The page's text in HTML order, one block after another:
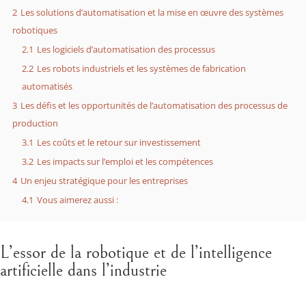
2 Les solutions d’automatisation et la mise en œuvre des systèmes
robotiques
2.1 Les logiciels d’automatisation des processus
2.2 Les robots industriels et les systèmes de fabrication
automatisés
3 Les défis et les opportunités de l’automatisation des processus de
production
3.1 Les coûts et le retour sur investissement
3.2 Les impacts sur l’emploi et les compétences
4 Un enjeu stratégique pour les entreprises
4.1 Vous aimerez aussi :
L’essor de la robotique et de l’intelligence
artificielle dans l’industrie